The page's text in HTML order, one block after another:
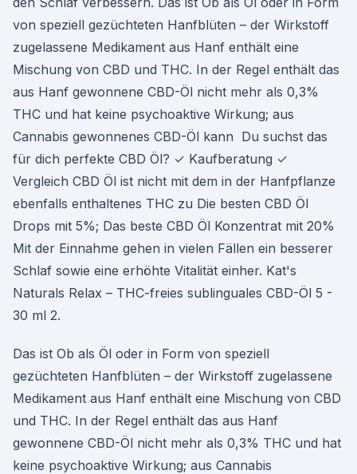
von speziell gezüchteten Hanfblüten – der Wirkstoff
zugelassene Medikament aus Hanf enthält eine
Mischung von CBD und THC. In der Regel enthält das
aus Hanf gewonnene CBD-Öl nicht mehr als 0,3%
THC und hat keine psychoaktive Wirkung; aus
Cannabis gewonnenes CBD-Öl kann Du suchst das
für dich perfekte CBD Öl? ✓ Kaufberatung ✓
Vergleich CBD Öl ist nicht mit dem in der Hanfpflanze
ebenfalls enthaltenes THC zu Die besten CBD Öl
Drops mit 5%; Das beste CBD Öl Konzentrat mit 20%
Mit der Einnahme gehen in vielen Fällen ein besserer
Schlaf sowie eine erhöhte Vitalität einher. Kat's
Naturals Relax – THC-freies sublinguales CBD-Öl 5 -
30 ml 2.
Das ist Ob als Öl oder in Form von speziell
gezüchteten Hanfblüten – der Wirkstoff zugelassene
Medikament aus Hanf enthält eine Mischung von CBD
und THC. In der Regel enthält das aus Hanf
gewonnene CBD-Öl nicht mehr als 0,3% THC und hat
keine psychoaktive Wirkung; aus Cannabis